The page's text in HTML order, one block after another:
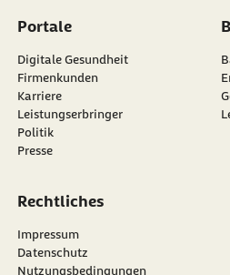
Portale
Digitale Gesundheit
Firmenkunden
Karriere
Leistungserbringer
Politik
Presse
Rechtliches
Impressum
Datenschutz
Nutzungsbedingungen